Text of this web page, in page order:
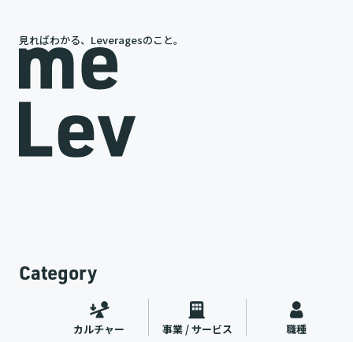
見ればわかる、Leveragesのこと。
槻が語る、レバレジーズの今と未来
代表インタビュー
2026.07.09
Category
カルチャー 事業 / サービス 職種